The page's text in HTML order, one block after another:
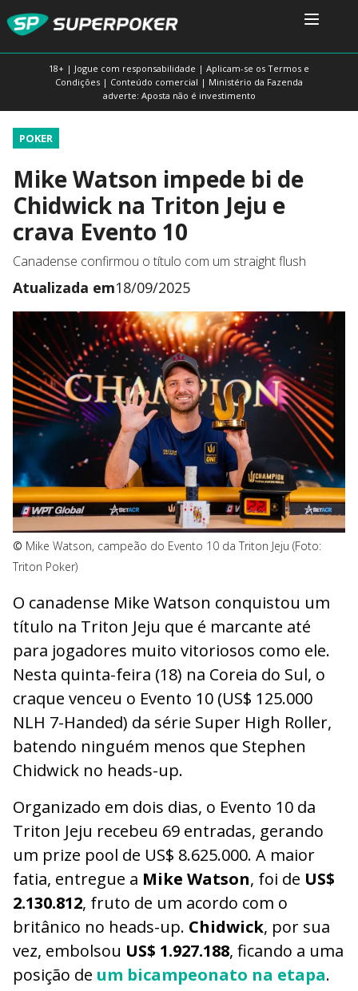
18+ | Jogue com responsabilidade | Aplicam-se os Termos e
Condições | Conteúdo comercial | Ministério da Fazenda
adverte: Aposta não é investimento
POKER
Mike Watson impede bi de
Chidwick na Triton Jeju e
crava Evento 10
Canadense confirmou o título com um straight flush
Atualizada em18/09/2025
© Mike Watson, campeão do Evento 10 da Triton Jeju (Foto:
Triton Poker)
O canadense Mike Watson conquistou um
título na Triton Jeju que é marcante até
para jogadores muito vitoriosos como ele.
Nesta quinta-feira (18) na Coreia do Sul, o
craque venceu o Evento 10 (US$ 125.000
NLH 7-Handed) da série Super High Roller,
batendo ninguém menos que Stephen
Chidwick no heads-up.
Organizado em dois dias, o Evento 10 da
Triton Jeju recebeu 69 entradas, gerando
um prize pool de US$ 8.625.000. A maior
fatia, entregue a Mike Watson, foi de US$
2.130.812, fruto de um acordo com o
britânico no heads-up. Chidwick, por sua
vez, embolsou US$ 1.927.188, ficando a uma
posição de um bicampeonato na etapa.